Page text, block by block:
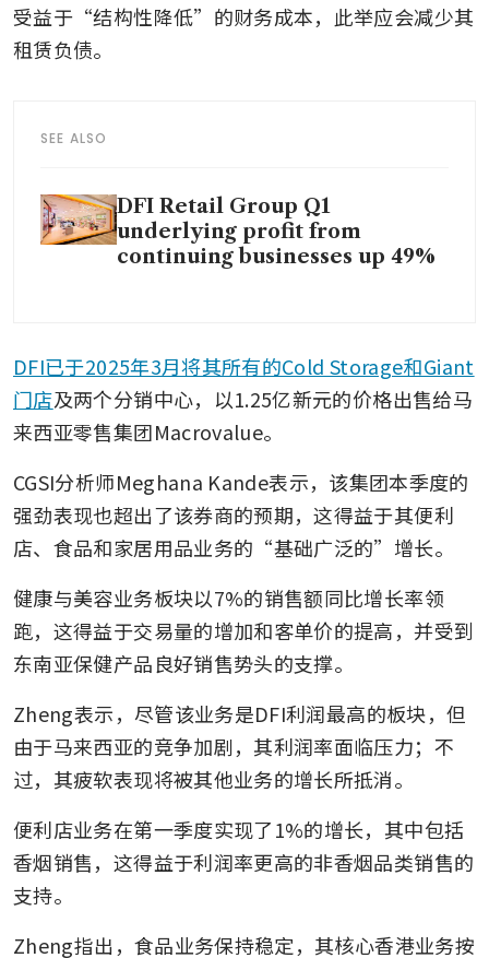
受益于“结构性降低”的财务成本，此举应会减少其
租赁负债。
SEE ALSO
DFI Retail Group Q1
underlying profit from
continuing businesses up 49%
DFI已于2025年3月将其所有的Cold Storage和Giant
门店及两个分销中心，以1.25亿新元的价格出售给马
来西亚零售集团Macrovalue。
CGSI分析师Meghana Kande表示，该集团本季度的
强劲表现也超出了该券商的预期，这得益于其便利
店、食品和家居用品业务的“基础广泛的”增长。
健康与美容业务板块以7%的销售额同比增长率领
跑，这得益于交易量的增加和客单价的提高，并受到
东南亚保健产品良好销售势头的支撑。
Zheng表示，尽管该业务是DFI利润最高的板块，但
由于马来西亚的竞争加剧，其利润率面临压力；不
过，其疲软表现将被其他业务的增长所抵消。
便利店业务在第一季度实现了1%的增长，其中包括
香烟销售，这得益于利润率更高的非香烟品类销售的
支持。
Zheng指出，食品业务保持稳定，其核心香港业务按